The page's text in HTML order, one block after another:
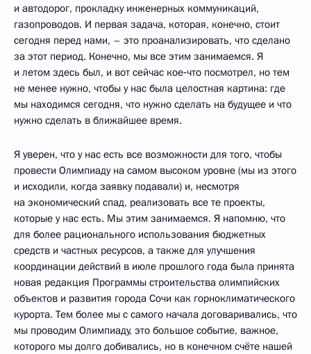
и автодорог, прокладку инженерных коммуникаций,
газопроводов. И первая задача, которая, конечно, стоит
сегодня перед нами, – это проанализировать, что сделано
за этот период. Конечно, мы все этим занимаемся. Я
и летом здесь был, и вот сейчас кое‑что посмотрел, но тем
не менее нужно, чтобы у нас была целостная картина: где
мы находимся сегодня, что нужно сделать на будущее и что
нужно сделать в ближайшее время.
Я уверен, что у нас есть все возможности для того, чтобы
провести Олимпиаду на самом высоком уровне (мы из этого
и исходили, когда заявку подавали) и, несмотря
на экономический спад, реализовать все те проекты,
которые у нас есть. Мы этим занимаемся. Я напомню, что
для более рационального использования бюджетных
средств и частных ресурсов, а также для улучшения
координации действий в июле прошлого года была принята
новая редакция Программы строительства олимпийских
объектов и развития города Сочи как горноклиматического
курорта. Тем более мы с самого начала договаривались, что
мы проводим Олимпиаду, это большое событие, важное,
которого мы долго добивались, но в конечном счёте нашей